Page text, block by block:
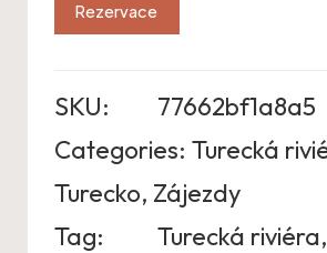
Rezervace
SKU:
77662bf1a8a5
Categories: Turecká
Turecko, Zájezdy
Tag:
Turecká